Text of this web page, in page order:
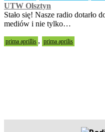
UTW Olsztyn
Stało się! Nasze radio dotarło
mediów i nie tylko…
prima aprillis , prima aprilis